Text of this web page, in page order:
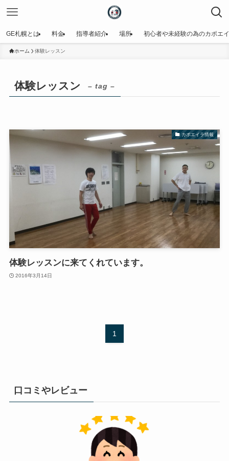
GE札幌とは 料金 指導者紹介 場所 初心者や未経験の為のカポエ
ホーム 体験レッスン
体験レッスン – tag –
カポエイラ情報
体験レッスンに来てくれています。
2016年3月14日
1
口コミやレビュー